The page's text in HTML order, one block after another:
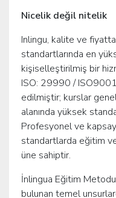
Nicelik değil nitelik
Inlingu, kalite ve
standartlarında en
kişiselleştirilmiş bir
ISO: 29990 /
edilmiştir; kurslar
alanında yüksek
Profesyonel ve
standartlarda eğitim
üne sahiptir.
İnlingua Eğitim Metodu
bulunan temel